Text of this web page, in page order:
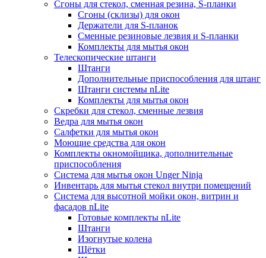
Сгоны для стекол, сменная резина, S-планки
Сгоны (склизы) для окон
Держатели для S-планок
Сменные резиновые лезвия и S-планки
Комплекты для мытья окон
Телескопические штанги
Штанги
Дополнительные приспособления для штанг
Штанги системы nLite
Комплекты для мытья окон
Скребки для стекол, сменные лезвия
Ведра для мытья окон
Салфетки для мытья окон
Моющие средства для окон
Комплекты окномойщика, дополнительные
приспособления
Система для мытья окон Unger Ninja
Инвентарь для мытья стекол внутри помещений
Система для высотной мойки окон, витрин и
фасадов nLite
Готовые комплекты nLite
Штанги
Изогнутые колена
Щётки